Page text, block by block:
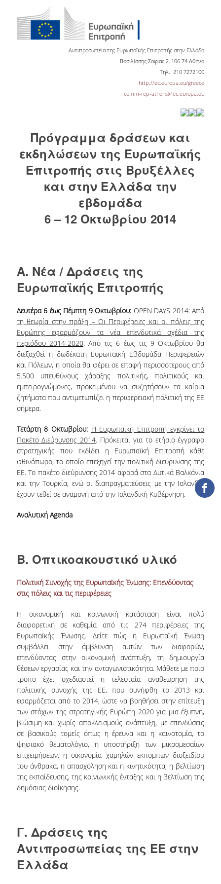
ΕΝΤΥΠΕΣ ΣΥΛΛΟΓΕΣ
ΨΗΦΙΑΚΕΣ ΠΗΓΕΣ
ΚΕΝΤΡΑ ΤΕΚΜΗΡΙΩΣΗΣ
ΟΟΣΑ
Π.Ο.Τ
ΥΠΗΡΕΣΙΕΣ
ΔΑΝΕΙΣΜΟΣ
ΦΩΤΟΤΥΠΗΣΗ –
ΕΚΤΥΠΩΣΗ
ΤΕΧΝΙΚΗ ΥΠΟΔΟΜΗ
ΕΚΠΑΙΔΕΥΤΙΚΕΣ
ΠΑΡΟΥΣΙΑΣΕΙΣ -
ΕΚΔΗΛΩΣΕΙΣ
ΠΡΟΣΒΑΣΙΜΟΤΗΤΑ
ΕΡΓΑΛΕΙΑ
ΟΔΗΓΟΙ ΒΙΒΛΙΟΘΗΚΗΣ
ΒΙΒΛΙΟΜΕΤΡΙΑ
WOS
SCOPUS
INCITES JOURNAL
CITATION REPORTS
ΑΚΑΔΗΜΑΪΚΗ ΓΩΝΙΑ
AUEB WEB ARCHIVE
ΣΥΝΕΡΓΕΙΕΣ
ΔΙ.Ο.ΒΙ.
Σ.Ε.Α.Β.
ΠΥΛΗ HEAL LINK
ΜΟ.ΔΙ.Π.Α.Β.
ΕΠΙΣΤΗΜΟΝΙΚΗ
ΕΠΙΚΟΙΝΩΝΗΣΗ
Αντιπροσωπεία της Ευρωπαϊκής Επιτροπής στην Ελλάδα
Βασιλίσσης Σοφίας 2, 106 74 Αθήνα
Τηλ.: 210 7272100
http://ec.europa.eu/greece
comm-rep-athens@ec.europa.eu
Πρόγραμμα δράσεων και
εκδηλώσεων της Ευρωπαϊκής
Επιτροπής στις Βρυξέλλες
και στην Ελλάδα την
εβδομάδα
6 – 12 Οκτωβρίου 2014
A. Νέα / Δράσεις της
Ευρωπαϊκής Επιτροπής
Δευτέρα 6 έως Πέμπτη 9 Οκτωβρίου: OPEN DAYS 2014: Από
τη θεωρία στην πράξη – Οι Περιφέρειες και οι πόλεις της
Ευρώπης εφαρμόζουν τα νέα επενδυτικά σχέδια της
περιόδου 2014-2020. Από τις 6 έως τις 9 Οκτωβρίου θα
διεξαχθεί η δωδέκατη Ευρωπαϊκή Εβδομάδα Περιφερειών
και Πόλεων, η οποία θα φέρει σε επαφή περισσότερους από
5.500 υπευθύνους χάραξης πολιτικής, πολιτικούς και
εμπειρογνώμονες, προκειμένου να συζητήσουν τα καίρια
ζητήματα που αντιμετωπίζει η περιφερειακή πολιτική της ΕΕ
σήμερα.
Τετάρτη 8 Οκτωβρίου: Η Ευρωπαϊκή Επιτροπή εγκρίνει το
Πακέτο Διεύρυνσης 2014. Πρόκειται για το ετήσιο έγγραφο
στρατηγικής που εκδίδει η Ευρωπαϊκή Επιτροπή κάθε
φθινόπωρο, το οποίο επεξηγεί την πολιτική διεύρυνσης της
ΕΕ. Το πακέτο διεύρυνσης 2014 αφορά στα Δυτικά Βαλκάνια
και την Τουρκία, ενώ οι διαπραγματεύσεις με την Ισλανδία
έχουν τεθεί σε αναμονή από την Ισλανδική Κυβέρνηση.
Αναλυτική Agenda
Β. Οπτικοακουστικό υλικό
Πολιτική Συνοχής της Ευρωπαϊκής Ένωσης: Επενδύοντας
στις πόλεις και τις περιφέρειες
Η οικονομική και κοινωνική κατάσταση είναι πολύ
διαφορετική σε καθεμία από τις 274 περιφέρειες της
Ευρωπαϊκής Ένωσης. Δείτε πώς η Ευρωπαϊκή Ένωση
συμβάλλει στην άμβλυνση αυτών των διαφορών,
επενδύοντας στην οικονομική ανάπτυξη, τη δημιουργία
θέσεων εργασίας και την ανταγωνιστικότητα. Μάθετε με ποιο
τρόπο έχει σχεδιαστεί η τελευταία αναθεώρηση της
πολιτικής συνοχής της ΕΕ, που συνήφθη το 2013 και
εφαρμόζεται από το 2014, ώστε να βοηθήσει στην επίτευξη
των στόχων της στρατηγικής Ευρώπη 2020 για μια έξυπνη,
βιώσιμη και χωρίς αποκλεισμούς ανάπτυξη, με επενδύσεις
σε βασικούς τομείς όπως η έρευνα και η καινοτομία, το
ψηφιακό θεματολόγιο, η υποστήριξη των μικρομεσαίων
επιχειρήσεων, η οικονομία χαμηλών εκπομπών διοξειδίου
του άνθρακα, η απασχόληση και η κινητικότητα, η βελτίωση
της εκπαίδευσης, της κοινωνικής ένταξης και η βελτίωση της
δημόσιας διοίκησης.
Γ. Δράσεις της
Αντιπροσωπείας της ΕΕ στην
Ελλάδα